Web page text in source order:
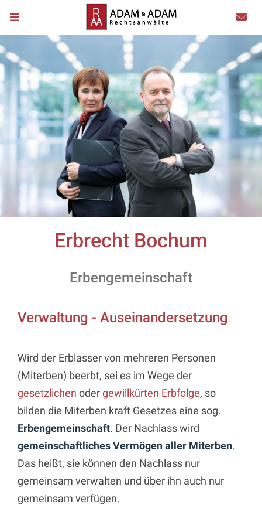
Erbrecht Bochum
Erbengemeinschaft
Verwaltung - Auseinandersetzung
Wird der Erblasser von mehreren Personen
(Miterben) beerbt, sei es im Wege der
gesetzlichen odergewillkürten Erbfolge, so
bilden die Miterben kraft Gesetzes eine sog.
Erbengemeinschaft. Der Nachlass wird
gemeinschaftliches Vermögen aller Miterben.
Das heißt, sie können den Nachlass nur
gemeinsam verwalten und über ihn auch nur
gemeinsam verfügen.